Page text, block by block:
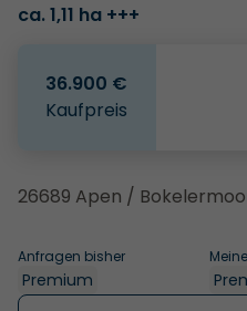
ca. 1,11 ha +++
Anfragen bisher
Premium
36.900 €
Kaufpreis
26689 Apen /